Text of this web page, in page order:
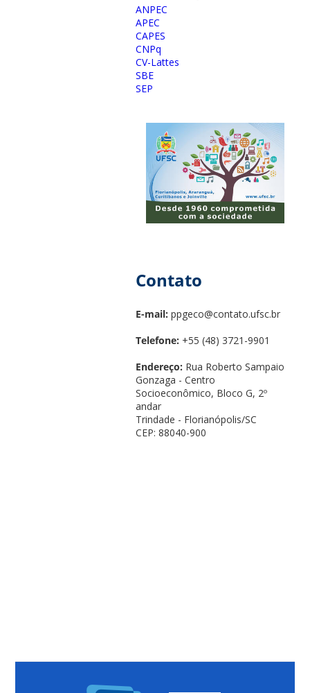
ANPEC
APEC
CAPES
CNPq
CV-Lattes
SBE
SEP
Contato
E-mail: ppgeco@contato.ufsc.br
Telefone: +55 (48) 3721-9901
Endereço: Rua Roberto Sampaio
Gonzaga - Centro
Socioeconômico, Bloco G, 2º
andar
Trindade - Florianópolis/SC
CEP: 88040-900